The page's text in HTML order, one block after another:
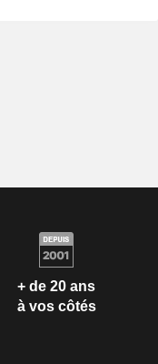
+ de 20 ans
à vos côtés